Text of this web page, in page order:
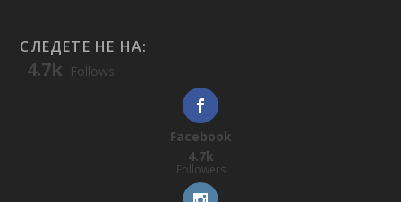
СЛЕДЕТЕ НЕ НА:
4.7k Follows
Facebook
4.7k
Followers